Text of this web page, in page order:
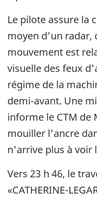
Le pilote assure la
moyen d'un radar,
mouvement est
visuelle des feux
régime de la
demi-avant. Une
informe le CTM
mouiller l'ancre
n'arrive plus à voir
Vers 23 h 46, le
«CATHERINE-